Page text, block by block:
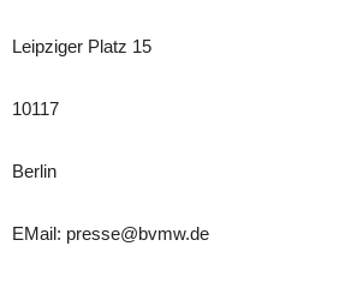
Leipziger Platz 15
10117
Berlin
EMail: presse@bvmw.de